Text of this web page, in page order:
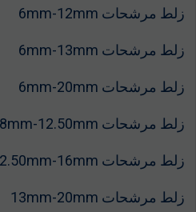
زلط مرشحات 6mm-12mm
زلط مرشحات 6mm-13mm
زلط مرشحات 6mm-20mm
زلط مرشحات 8mm-12.50mm
زلط مرشحات 12.50mm-16mm
زلط مرشحات 13mm-20mm